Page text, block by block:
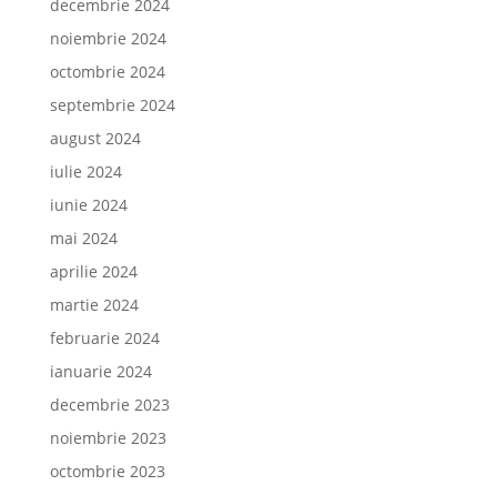
decembrie 2024
noiembrie 2024
octombrie 2024
septembrie 2024
august 2024
iulie 2024
iunie 2024
mai 2024
aprilie 2024
martie 2024
februarie 2024
ianuarie 2024
decembrie 2023
noiembrie 2023
octombrie 2023